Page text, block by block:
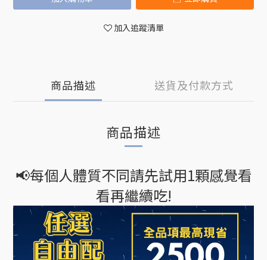
加入追蹤清單
商品描述 送貨及付款方式
商品描述
📢每個人體質不同請先試用1顆感覺看
看再繼續吃!